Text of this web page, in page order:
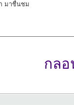
มาชื่นชม
กลอ